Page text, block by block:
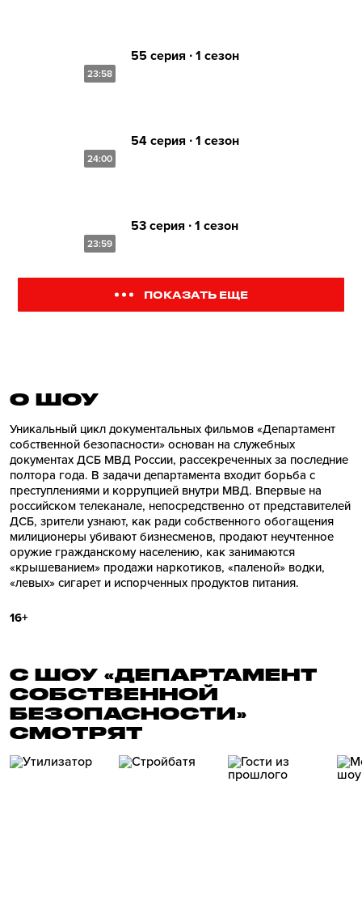
23:58
55 серия ∙ 1 сезон
24:00
54 серия ∙ 1 сезон
23:59
53 серия ∙ 1 сезон
ПОКАЗАТЬ ЕЩЕ
О ШОУ
Уникальный цикл документальных фильмов «Департамент
собственной безопасности» основан на служебных
документах ДСБ МВД России, рассекреченных за последние
полтора года. В задачи департамента входит борьба с
преступлениями и коррупцией внутри МВД. Впервые на
российском телеканале, непосредственно от представителей
ДСБ, зрители узнают, как ради собственного обогащения
милиционеры убивают бизнесменов, продают неучтенное
оружие гражданскому населению, как занимаются
«крышеванием» продажи наркотиков, «паленой» водки,
«левых» сигарет и испорченных продуктов питания.
16+
С ШОУ «ДЕПАРТАМЕНТ
СОБСТВЕННОЙ
БЕЗОПАСНОСТИ»
СМОТРЯТ